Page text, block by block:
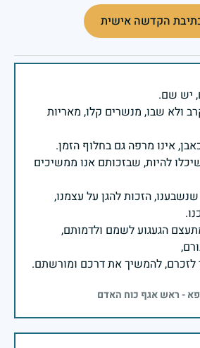
הקדשה אישית
ולא שבו, מנשרים קלו, מאריות
להיות, שבזכותם אנו ממשיכים
הזכות להגן על עצמנו,
הגעגוע לשמם ולדמותם,
לזכרם, להמשיך את דרכם ומורשתם.
- ראש אגף כוח האדם